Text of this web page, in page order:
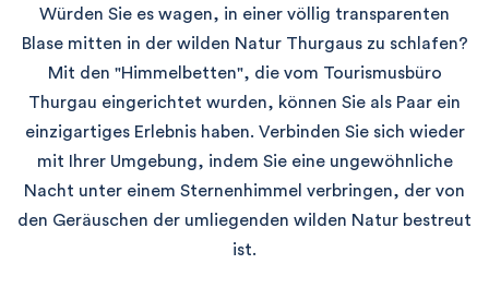
Würden Sie es wagen, in einer völlig transparenten
Blase mitten in der wilden Natur Thurgaus zu schlafen?
Mit den "Himmelbetten", die vom Tourismusbüro
Thurgau eingerichtet wurden, können Sie als Paar ein
einzigartiges Erlebnis haben. Verbinden Sie sich wieder
mit Ihrer Umgebung, indem Sie eine ungewöhnliche
Nacht unter einem Sternenhimmel verbringen, der von
den Geräuschen der umliegenden wilden Natur bestreut
ist.